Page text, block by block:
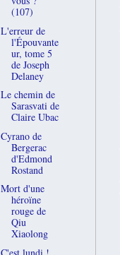
(107)
L'erreur de
l'Épouvante
ur, tome 5
de Joseph
Delaney
Le chemin de
Sarasvati de
Claire Ubac
Cyrano de
Bergerac
d'Edmond
Rostand
Mort d'une
héroïne
rouge de
Qiu
Xiaolong